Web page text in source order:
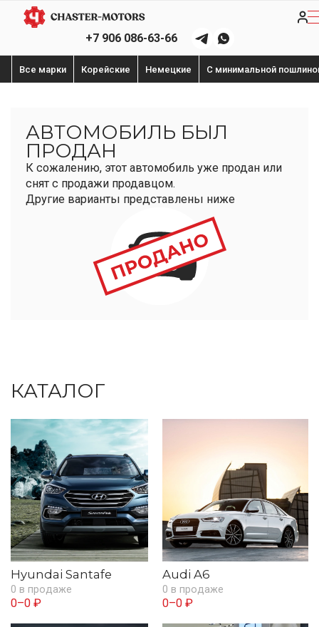
+7 906 086-63-66
Все марки Корейские Немецкие С минимальной
АВТОМОБИЛЬ БЫЛ
ПРОДАН
К сожалению, этот автомобиль уже продан или
снят с продажи продавцом.
Другие варианты представлены ниже
КАТАЛОГ
Hyundai Santafe
0 в продаже
0–0 ₽
Audi A6
0 в продаже
0–0 ₽